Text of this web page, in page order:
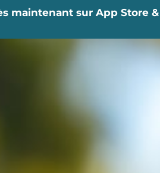
maintenant sur App Store &